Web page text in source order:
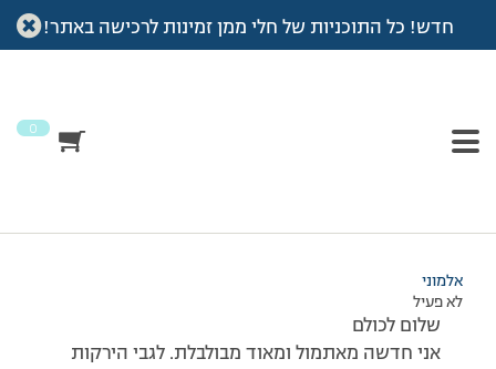
חדש! כל התוכניות של חלי ממן זמינות לרכישה באתר!
0
עמוד הבית >דיונים>פורום >חדשה ומבולבלת
מוצגות 2 תגובות – 1 עד 2 (מתוך 2 סה״כ)
אלמוני
לא פעיל
שלום לכולם
אני חדשה מאתמול ומאוד מבולבלת. לגבי הירקות